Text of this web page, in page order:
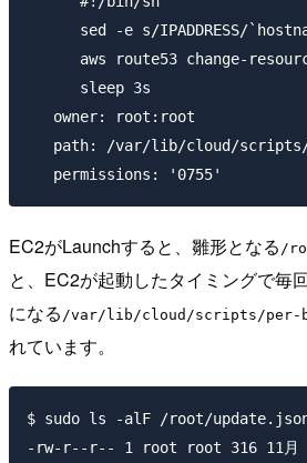
sed -e s/IPADDRESS/
aws route53 change-
      sleep 3s
   owner: root:root
path: /var/lib/cloud/
EC2がLaunchすると、雛形となる /
と、EC2が起動したタイミングで毎
になる /var/lib/cloud/scripts/per-
れています。
$ sudo ls -alF /root/
-rw-r--r-- 1 root root 316 11月